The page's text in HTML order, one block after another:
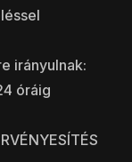
irányulnak:
óráig